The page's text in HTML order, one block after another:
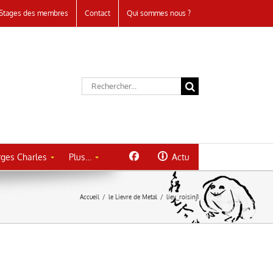
des membres Contact Qui sommes nous ?
Rechercher:
Charles Plus… Actu
Accueil / le Lievre de Metal / liev_roisinj1